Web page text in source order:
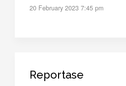
20 February 2023 7:45 pm
Reportase